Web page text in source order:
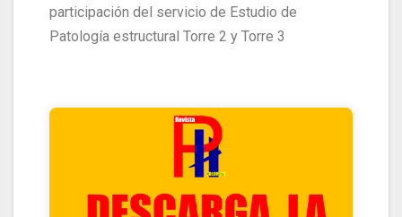
participación del servicio de Estudio de
Patología estructural Torre 2 y Torre 3
HACIENDO CLIK ACA